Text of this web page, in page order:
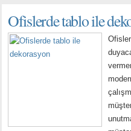
Ofislerde tablo ile